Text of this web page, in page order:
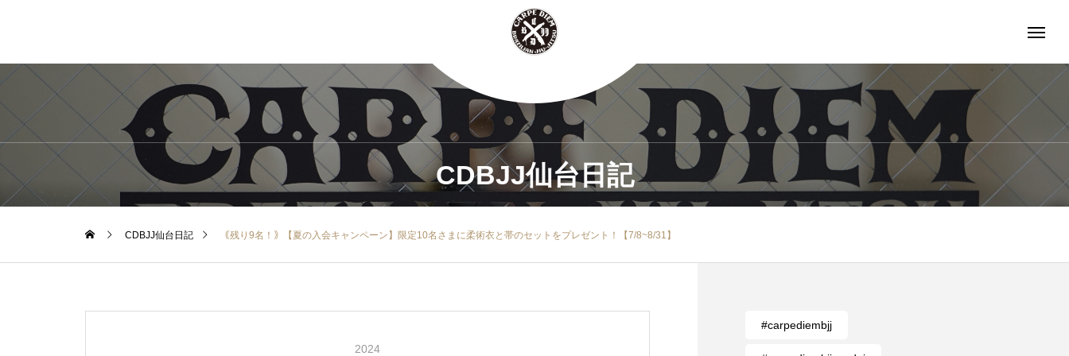
CDBJJ仙台日記
CDBJJ仙台日記 ｟残り9名！｠【夏の入会キャンペーン】限定10名さまに柔術衣と帯のセットをプレゼント！【7/8~8/31】
2024
#carpediembjj